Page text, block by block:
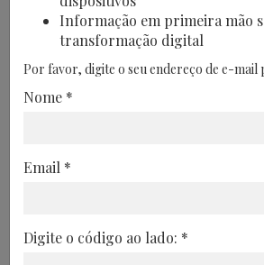
Orçamentos de
caíram para 7,7%
geral da empresa
receitas, os CMO estão
produtividade e fazer mais
Informação em primeira mão
transformação digital
Por favor, digite o seu endereço de e-mail
Nome *
Email *
Digite o código ao lado: *